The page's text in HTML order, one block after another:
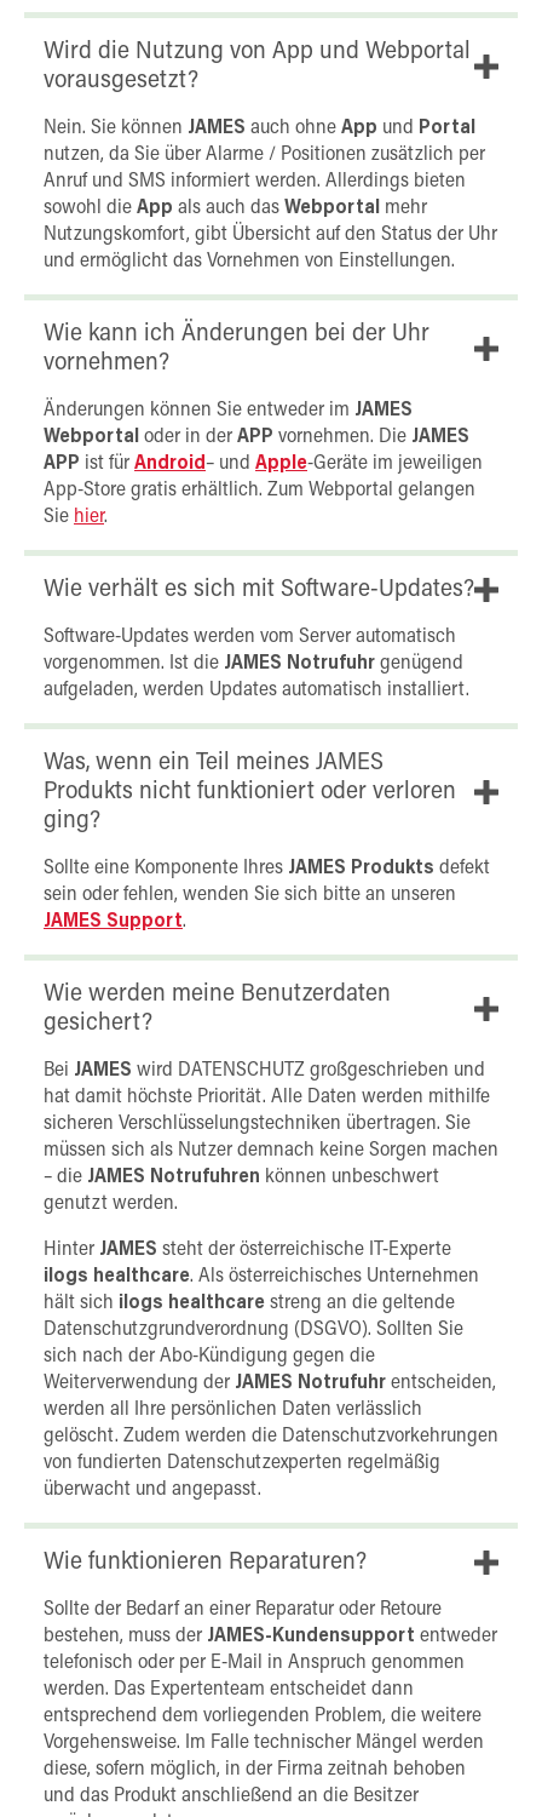
Wird die Nutzung von App und Webportal
vorausgesetzt?
Nein. Sie können JAMES auch ohne App und Portal
nutzen, da Sie über Alarme / Positionen zusätzlich per
Anruf und SMS informiert werden. Allerdings bieten
sowohl die App als auch das Webportal
mehr
Nutzungskomfort, gibt Übersicht auf den Status der Uhr
und ermöglicht das Vornehmen von Einstellungen.
Wie kann ich Änderungen bei der Uhr
vornehmen?
Änderungen können Sie entweder im JAMES
Webportal oder in der APP vornehmen. Die JAMES
APP ist für Android– und Apple-Geräte im jeweiligen
App-Store gratis erhältlich. Zum Webportal gelangen
Sie hier.
Wie verhält es sich mit Software-Updates?
Software-Updates werden vom Server automatisch
vorgenommen. Ist die JAMES Notrufuhr genügend
aufgeladen, werden Updates automatisch installiert.
Was, wenn ein Teil meines JAMES
Produkts nicht funktioniert oder verloren
ging?
Sollte eine Komponente Ihres JAMES Produkts defekt
sein oder fehlen, wenden Sie sich bitte an unseren
JAMES Support.
Wie werden meine Benutzerdaten
gesichert?
Bei JAMES wird DATENSCHUTZ großgeschrieben und
hat damit höchste Priorität. Alle Daten werden mithilfe
sicheren Verschlüsselungstechniken übertragen. Sie
müssen sich als Nutzer demnach keine Sorgen machen
– die JAMES Notrufuhren können unbeschwert
genutzt werden.
Hinter JAMES steht der österreichische IT-Experte
ilogs healthcare. Als österreichisches Unternehmen
hält sich ilogs healthcare streng an die geltende
Datenschutzgrundverordnung (DSGVO). Sollten Sie
sich nach der Abo-Kündigung gegen die
Weiterverwendung der JAMES Notrufuhr entscheiden,
werden all Ihre persönlichen Daten verlässlich
gelöscht. Zudem werden die Datenschutzvorkehrungen
von fundierten Datenschutzexperten regelmäßig
überwacht und angepasst.
Wie funktionieren Reparaturen?
Sollte der Bedarf an einer Reparatur oder Retoure
bestehen, muss der JAMES-Kundensupport entweder
telefonisch oder per E-Mail in Anspruch genommen
werden. Das Expertenteam entscheidet dann
entsprechend dem vorliegenden Problem, die weitere
Vorgehensweise. Im Falle technischer Mängel werden
diese, sofern möglich, in der Firma zeitnah behoben
und das Produkt anschließend an die Besitzer